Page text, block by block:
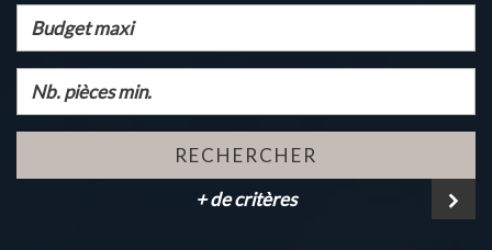
RECHERCHER
+ de critères